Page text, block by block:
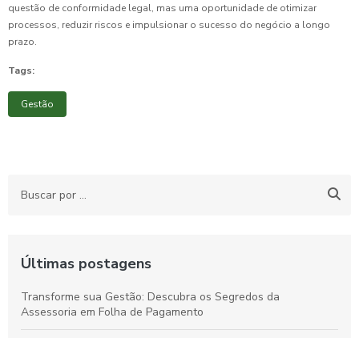
questão de conformidade legal, mas uma oportunidade de otimizar
processos, reduzir riscos e impulsionar o sucesso do negócio a longo
prazo.
Tags:
Gestão
Últimas postagens
Transforme sua Gestão: Descubra os Segredos da
Assessoria em Folha de Pagamento